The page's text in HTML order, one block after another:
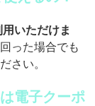
いただけま
った場合でも
さい。
電子クーポ